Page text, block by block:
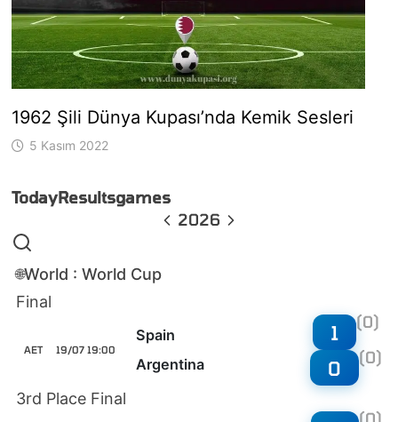
1962 Şili Dünya Kupası’nda Kemik Sesleri
5 Kasım 2022
TodayResultsgames
2026
🌐World : World Cup
Final
19/07 19:00
AET
Spain
Argentina
1 (0)
0 (0)
3rd Place Final